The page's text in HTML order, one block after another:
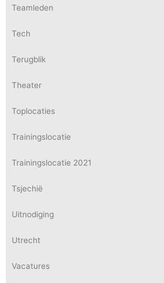
Teamleden
Tech
Terugblik
Theater
Toplocaties
Trainingslocatie
Trainingslocatie 2021
Tsjechië
Uitnodiging
Utrecht
Vacatures